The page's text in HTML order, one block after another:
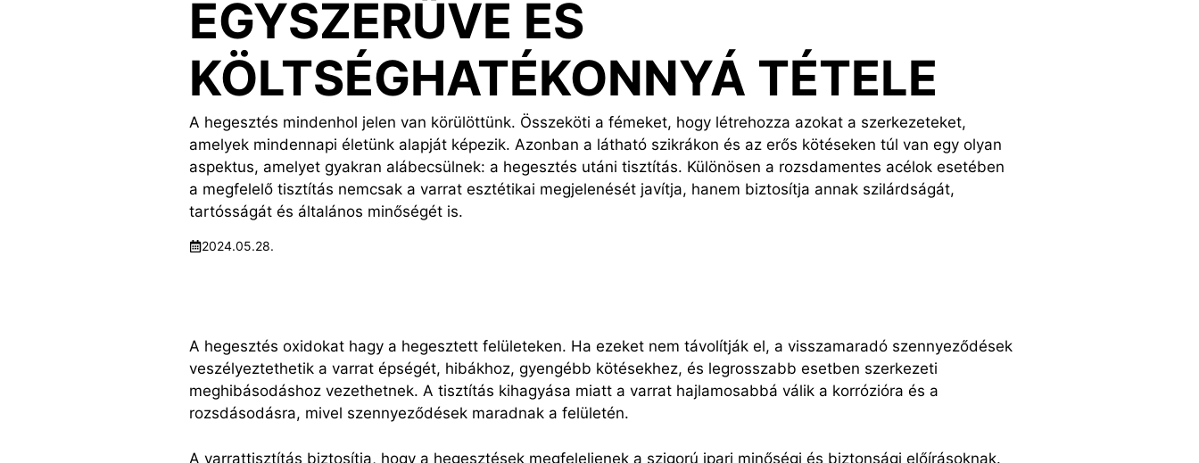
EGYSZERŰVÉ ÉS
KÖLTSÉGHATÉKONNYÁ TÉTELE
A hegesztés mindenhol jelen van körülöttünk. Összeköti a fémeket, hogy létrehozza azokat a szerkezeteket,
amelyek mindennapi életünk alapját képezik. Azonban a látható szikrákon és az erős kötéseken túl van egy olyan
aspektus, amelyet gyakran alábecsülnek: a hegesztés utáni tisztítás. Különösen a rozsdamentes acélok esetében
a megfelelő tisztítás nemcsak a varrat esztétikai megjelenését javítja, hanem biztosítja annak szilárdságát,
tartósságát és általános minőségét is.
2024.05.28.
A hegesztés oxidokat hagy a hegesztett felületeken. Ha ezeket nem távolítják el, a visszamaradó szennyeződések
veszélyeztethetik a varrat épségét, hibákhoz, gyengébb kötésekhez, és legrosszabb esetben szerkezeti
meghibásodáshoz vezethetnek. A tisztítás kihagyása miatt a varrat hajlamosabbá válik a korrózióra és a
rozsdásodásra, mivel szennyeződések maradnak a felületén.
A varrattisztítás biztosítja, hogy a hegesztések megfeleljenek a szigorú ipari minőségi és biztonsági előírásoknak.